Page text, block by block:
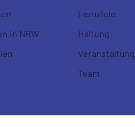
in NRW
Lernziele
Haltung
Team